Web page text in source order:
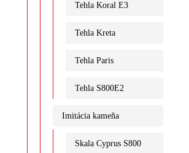
Tehla Koral E3
Tehla Kreta
Tehla Paris
Tehla S800E2
Imitácia kameňa
Skala Cyprus S800